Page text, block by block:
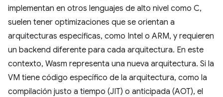
implementan en otros lenguajes de alto nivel como C,
suelen tener optimizaciones que se orientan a
arquitecturas específicas, como Intel o ARM, y requieren
un backend diferente para cada arquitectura. En este
contexto, Wasm representa una nueva arquitectura. Si la
VM tiene código específico de la arquitectura, como la
compilación justo a tiempo (JIT) o anticipada (AOT), el